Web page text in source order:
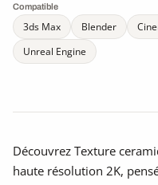
Compatible
3ds Max Blender
Unreal Engine
Découvrez Texture
haute résolution 2K,